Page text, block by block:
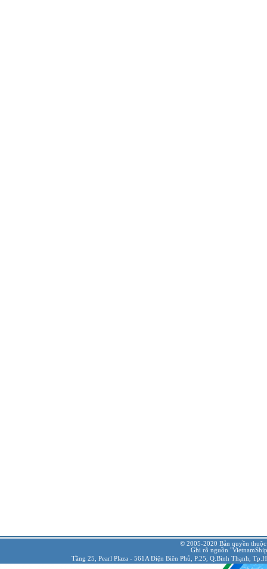
© 2005-2020 Bản quyền
Ghi rõ nguồn
Tầng 25, Pearl Plaza - 561A Điện Biên Phủ, P.25, Q.Bình Thạnh,